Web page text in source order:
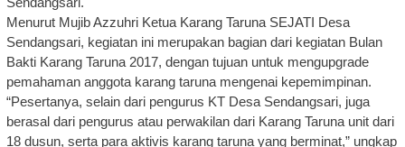
Menurut Mujib Azzuhri Ketua Karang Taruna SEJATI Desa
Sendangsari, kegiatan ini merupakan bagian dari kegiatan Bulan
Bakti Karang Taruna 2017, dengan tujuan untuk mengupgrade
pemahaman anggota karang taruna mengenai kepemimpinan.
“Pesertanya, selain dari pengurus KT Desa Sendangsari, juga
berasal dari pengurus atau perwakilan dari Karang Taruna unit dari
18 dusun, serta para aktivis karang taruna yang berminat,” ungkap